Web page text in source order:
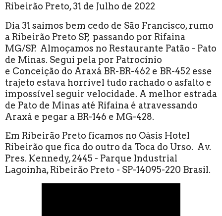
Ribeirão Preto, 31 de Julho de 2022
Dia 31 saímos bem cedo de São Francisco, rumo
a Ribeirão Preto SP, passando por Rifaina
MG/SP. Almoçamos no Restaurante Patão - Pato
de Minas. Segui pela por Patrocínio
e Conceição do Araxá BR-BR-462 e BR-452 esse
trajeto estava horrível tudo rachado o asfalto e
impossível seguir velocidade. A melhor estrada
de Pato de Minas até Rifaina é atravessando
Araxá e pegar a BR-146 e MG-428.
Em Ribeirão Preto ficamos no Oásis Hotel
Ribeirão que fica do outro da Toca do Urso. Av.
Pres. Kennedy, 2445 - Parque Industrial
Lagoinha, Ribeirão Preto - SP-14095-220 Brasil.